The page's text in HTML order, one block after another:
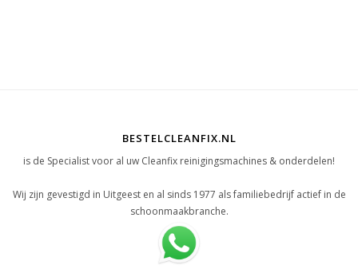
BESTELCLEANFIX.NL
is de Specialist voor al uw Cleanfix reinigingsmachines & onderdelen!
Wij zijn gevestigd in Uitgeest en al sinds 1977 als familiebedrijf actief in de
schoonmaakbranche.